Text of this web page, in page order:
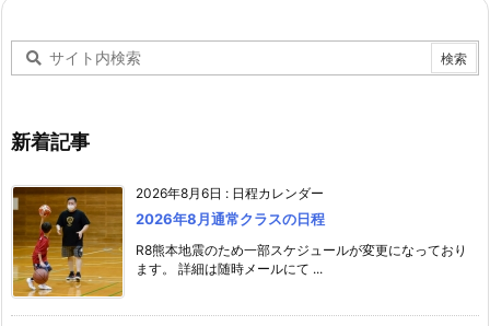
新着記事
2026年8月6日 : 日程カレンダー
2026年8月通常クラスの日程
R8熊本地震のため一部スケジュールが変更になっており
ます。 詳細は随時メールにて ...